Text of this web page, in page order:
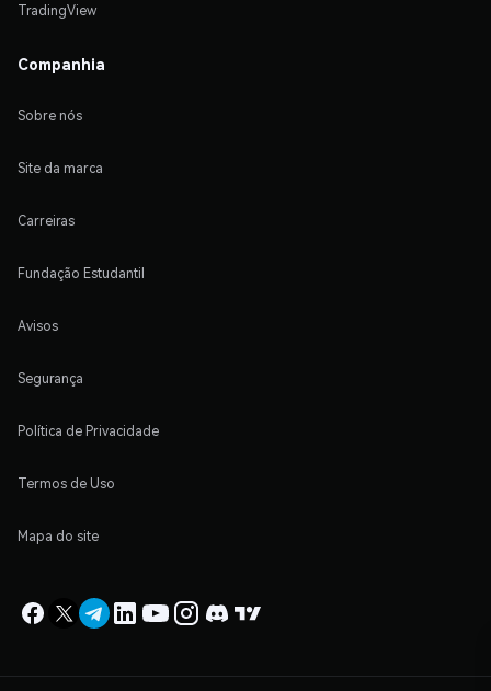
TradingView
Companhia
Sobre nós
Site da marca
Carreiras
Fundação Estudantil
Avisos
Segurança
Política de Privacidade
Termos de Uso
Mapa do site